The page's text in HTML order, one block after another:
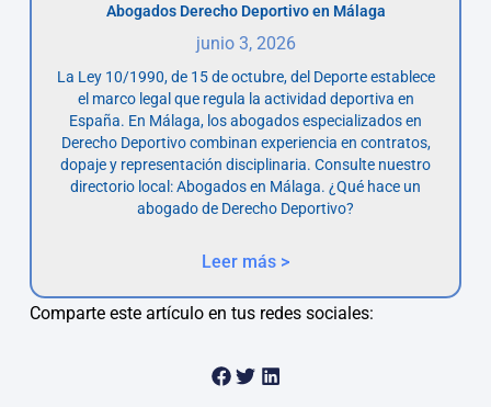
Abogados Derecho Deportivo en Málaga
junio 3, 2026
La Ley 10/1990, de 15 de octubre, del Deporte establece
el marco legal que regula la actividad deportiva en
España. En Málaga, los abogados especializados en
Derecho Deportivo combinan experiencia en contratos,
dopaje y representación disciplinaria. Consulte nuestro
directorio local: Abogados en Málaga. ¿Qué hace un
abogado de Derecho Deportivo?
Leer más >
Comparte este artículo en tus redes sociales: